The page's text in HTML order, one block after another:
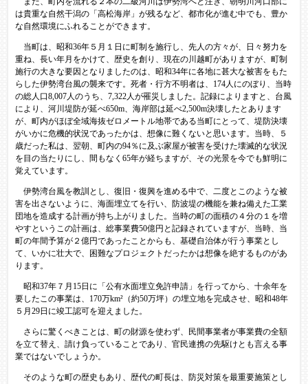
は貴重な自然干潟の「高松海岸」が残るなど、都市化が進む中でも、豊か
な自然環境にふれることができます。
当町は、昭和36年５月１日に町制を施行し、先人の方々が、日々努力を
重ね、長い年月をかけて、歴史を創り、現在の川越町がありますが、町制
施行の大きな要因となりましたのは、昭和34年に各地に甚大な被害をもた
らした伊勢湾台風の襲来です。死者・行方不明者は、174人にのぼり、当時
の総人口8,007人のうち、7,322人が罹災しました。記録によりますと、台風
により、河川堤防が延べ650m、海岸部は延べ2,500m決壊したとあります
が、町内がほぼ全域海抜ゼロメートル地帯である当町にとって、堤防決壊
がいかに危機的状況であったかは、想像に難くないと思います。当時、５
歳だった私は、翌朝、町内の94％に及ぶ家屋が被害を受けた壊滅的な状況
を目の当たりにし、間もなく65年が経ちますが、その光景を今でも鮮明に
覚えています。
伊勢湾台風を教訓とし、復旧・復興を進める中で、二度とこのような被
害を出さないように、海面埋立てを行い、防波堤の機能を兼ね備えた工業
団地を造成する計画が持ち上がりました。当時の町の面積の４分の１を増
やすというこの計画は、総事業費50億円と記録されていますが、当時、当
町の年間予算が２億円であったことからも、基礎自治体が行う事業とし
て、いかに壮大で、困難なプロジェクトだったかは想像を絶するものがあ
ります。
昭和37年７月15日に「公有水面埋立免許申請」を行ってから、十余年を
要したこの事業は、170万km²（約50万坪）の埋立地を完成させ、昭和48年
５月29日に竣工認可を迎えました。
さらに驚くべきことは、町の財源を使わず、民間事業者が事業費の全額
を立て替え、請け負っていることであり、官民連携の先駆けとも言える事
業ではないでしょうか。
そのような町の歴史もあり、歴代の町長は、防災対策を最重要施策とし